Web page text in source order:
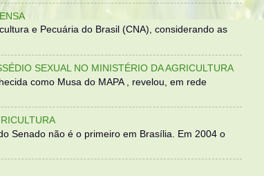
e Pecuária do Brasil (CNA), considerando as
SEXUAL NO MINISTÉRIO DA AGRICULTURA
como Musa do MAPA , revelou, em rede
Senado não é o primeiro em Brasília. Em 2004 o